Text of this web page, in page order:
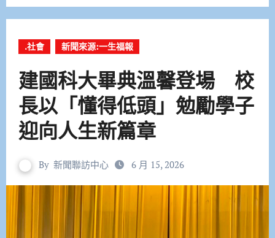
.社會 新聞來源:一生福報
建國科大畢典溫馨登場 校
長以「懂得低頭」勉勵學子
迎向人生新篇章
By 新聞聯訪中心 6 月 15, 2026